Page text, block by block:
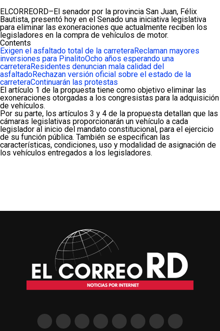
ELCORREORD–El senador por la provincia San Juan, Félix
Bautista, presentó hoy en el Senado una iniciativa legislativa
para eliminar las exoneraciones que actualmente reciben los
legisladores en la compra de vehículos de motor.
Contents
Exigen el asfaltado total de la carreteraReclaman mayores
inversiones para PinalitoOcho años esperando una
carreteraResidentes denuncian mala calidad del
asfaltadoRechazan versión oficial sobre el estado de la
carreteraContinuarán las protestas
El artículo 1 de la propuesta tiene como objetivo eliminar las
exoneraciones otorgadas a los congresistas para la adquisición
de vehículos.
Por su parte, los artículos 3 y 4 de la propuesta detallan que las
cámaras legislativas proporcionarán un vehículo a cada
legislador al inicio del mandato constitucional, para el ejercicio
de su función pública. También se especifican las
características, condiciones, uso y modalidad de asignación de
los vehículos entregados a los legisladores.